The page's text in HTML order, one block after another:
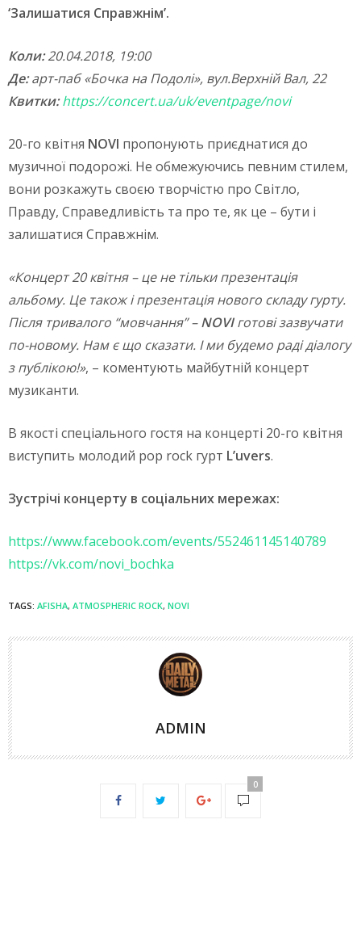
‘Залишатися Справжнім’.
Коли:20.04.2018, 19:00
Де:арт-паб «Бочка на Подолі», вул.Верхній Вал, 22
Квитки: https://concert.ua/uk/eventpage/novi
20-го квітня NOVI пропонують приєднатися до
музичної подорожі. Не обмежуючись певним стилем,
вони розкажуть своєю творчістю про Світло,
Правду, Справедливість та про те, як це – бути і
залишатися Справжнім.
«Концерт 20 квітня – це не тільки презентація
альбому. Це також і презентація нового складу гурту.
Після тривалого “мовчання” –NOVIготові зазвучати
по-новому. Нам є що сказати. І ми будемо раді діалогу
з публікою!», – коментують майбутній концерт
музиканти.
В якості спеціального гостя на концерті 20-го квітня
виступить молодий pop rock гурт L’uvers.
Зустрічі концерту в соціальних мережах:
https://www.facebook.com/events/552461145140789
https://vk.com/novi_bochka
TAGS: AFISHA, ATMOSPHERIC ROCK, NOVI
ADMIN
0